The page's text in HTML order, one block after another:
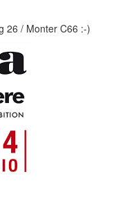
26 / Monter C66 :-)